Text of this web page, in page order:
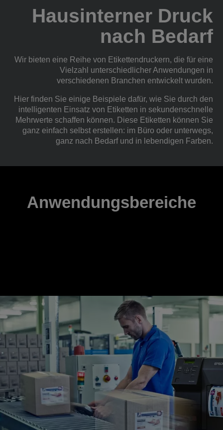
Hausinterner Druck
nach Bedarf
Wir bieten eine Reihe von Etikettendruckern, die für eine
Vielzahl unterschiedlicher Anwendungen in
verschiedenen Branchen entwickelt wurden.
Hier finden Sie einige Beispiele dafür, wie Sie durch den
intelligenten Einsatz von Etiketten in sekundenschnelle
Mehrwerte schaffen können. Diese Etiketten können Sie
ganz einfach selbst erstellen: im Büro oder unterwegs,
ganz nach Bedarf und in lebendigen Farben.
Anwendungsbereiche